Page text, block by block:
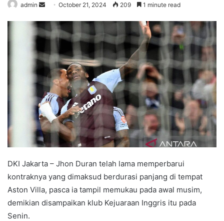
admin
n
d
a
n
e
a
i
l
October 21, 2024 209 1 minute read
DKI Jakarta – Jhon Duran telah lama memperbarui
kontraknya yang dimaksud berdurasi panjang di tempat
Aston Villa, pasca ia tampil memukau pada awal musim,
demikian disampaikan klub Kejuaraan Inggris itu pada
Senin.